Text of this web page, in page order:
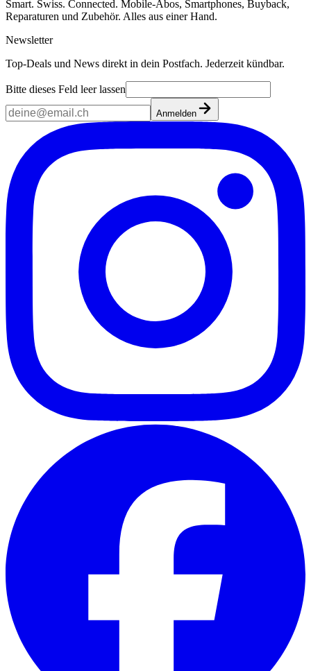
Smart. Swiss. Connected. Mobile-Abos, Smartphones, Buyback,
Reparaturen und Zubehör. Alles aus einer Hand.
Newsletter
Top-Deals und News direkt in dein Postfach. Jederzeit kündbar.
Bitte dieses Feld leer lassen
Anmelden